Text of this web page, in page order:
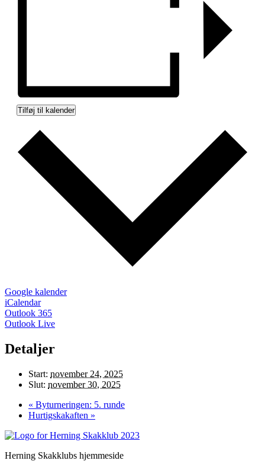
Tilføj til kalender
Google kalender
iCalendar
Outlook 365
Outlook Live
Detaljer
Start: november 24, 2025
Slut: november 30, 2025
« Byturneringen: 5. runde
Hurtigskakaften »
Herning Skakklubs hjemmeside